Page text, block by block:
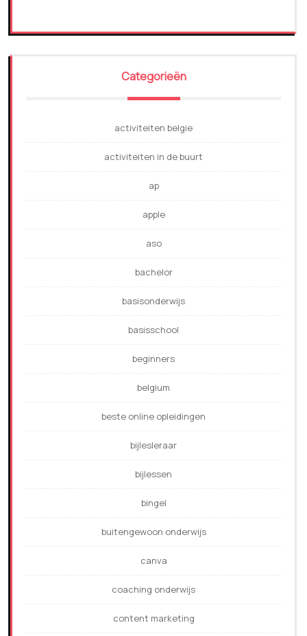
Categorieën
activiteiten belgie
activiteiten in de buurt
ap
apple
aso
bachelor
basisonderwijs
basisschool
beginners
belgium
beste online opleidingen
bijlesleraar
bijlessen
bingel
buitengewoon onderwijs
canva
coaching onderwijs
content marketing